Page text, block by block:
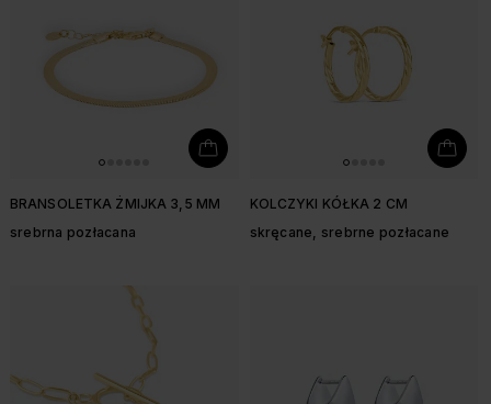
BRANSOLETKA ŻMIJKA 3,5 MM
srebrna pozłacana
KOLCZYKI KÓŁKA 2 CM
skręcane, srebrne pozłacane